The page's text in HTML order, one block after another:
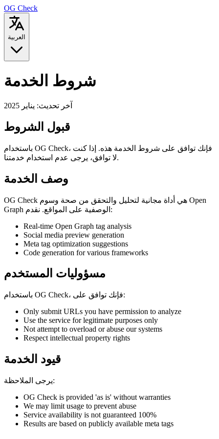
OG Check
العربية
شروط الخدمة
آخر تحديث: يناير 2025
قبول الشروط
باستخدام OG Check، فإنك توافق على شروط الخدمة هذه. إذا كنت
لا توافق، يرجى عدم استخدام خدمتنا.
وصف الخدمة
OG Check هي أداة مجانية لتحليل والتحقق من صحة وسوم Open
Graph الوصفية على المواقع. نقدم:
Real-time Open Graph tag analysis
Social media preview generation
Meta tag optimization suggestions
Code generation for various frameworks
مسؤوليات المستخدم
باستخدام OG Check، فإنك توافق على:
Only submit URLs you have permission to analyze
Use the service for legitimate purposes only
Not attempt to overload or abuse our systems
Respect intellectual property rights
قيود الخدمة
يرجى الملاحظة:
OG Check is provided 'as is' without warranties
We may limit usage to prevent abuse
Service availability is not guaranteed 100%
Results are based on publicly available meta tags